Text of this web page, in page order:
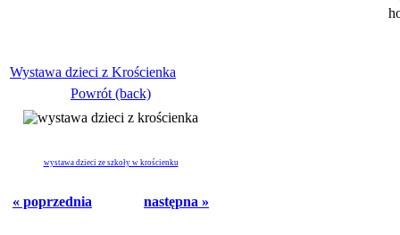
Wystawa dzieci z Krościenka
Powrót (back)
wystawa dzieci ze szkoły w krościenku
« poprzednia następna »